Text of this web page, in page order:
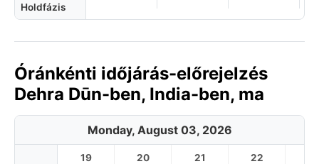
Holdfázis
Óránkénti időjárás-előrejelzés
Dehra Dūn-ben, India-ben, ma
Monday, August 03, 2026
19 20 21 22